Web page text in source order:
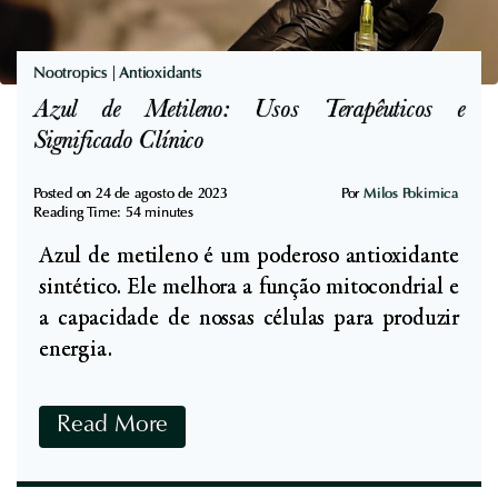
r
v
e
ç
ã
o
C
o
m
r
v
a
d
N
u
Nootropics|Antioxidants
Azul de Metileno: Usos Terapêuticos e
Significado Clínico
Posted on 24 de agosto de 2023 Por Milos Pokimica
Reading Time: 54minutes
Azul de metileno é um poderoso antioxidante
sintético. Ele melhora a função mitocondrial e
a capacidade de nossas células para produzir
energia.
Read More
u